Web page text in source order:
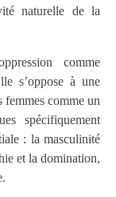
naturelle de la
comme
s’oppose à une
comme un
spécifiquement
: la masculinité
et la domination,